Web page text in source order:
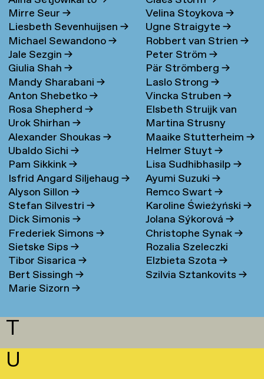
Mirre Seur→
Liesbeth Sevenhuijsen→
Michael Sewandono→
Jale Sezgin→
Giulia Shah→
Mandy Sharabani→
Anton Shebetko→
Rosa Shepherd→
Urok Shirhan→
Alexander Shoukas→
Ubaldo Sichi→
Pam Sikkink→
Isfrid Angard Siljehaug→
Alyson Sillon→
Stefan Silvestri→
Dick Simonis→
Frederiek Simons→
Sietske Sips→
Tibor Sisarica→
Bert Sissingh→
Marie Sizorn→
Velina Stoykova→
Ugne Straigyte→
Robbert van Strien→
Peter Ström→
Pär Strömberg→
Laslo Strong→
Vincka Struben→
Elsbeth Struijk van
Bergen→
Martina Strusny
Maaike Stutterheim→
Helmer Stuyt→
Lisa Sudhibhasilp→
Ayumi Suzuki→
Remco Swart→
Karoline Świeżyński→
Jolana Sýkorová→
Christophe Synak→
Rozalia Szeleczki
Elzbieta Szota→
Szilvia Sztankovits→
T
U